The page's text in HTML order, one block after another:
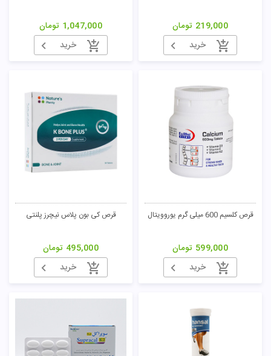
219,000 تومان
خرید
1,047,000 تومان
خرید
قرص کلسیم 600 میلی گرم یوروویتال
599,000 تومان
خرید
قرص کی بون پلاس نیچرز پلنتی
495,000 تومان
خرید